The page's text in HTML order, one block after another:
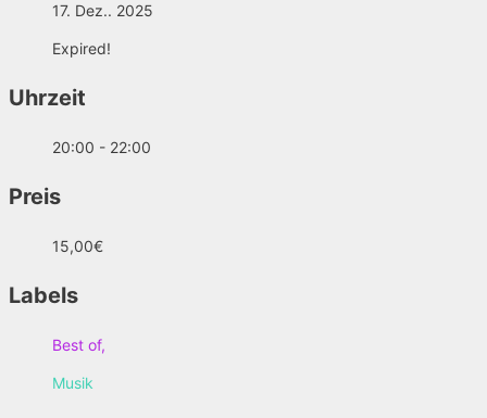
17. Dez.. 2025
Expired!
Uhrzeit
20:00 - 22:00
Preis
15,00€
Labels
Best of,
Musik